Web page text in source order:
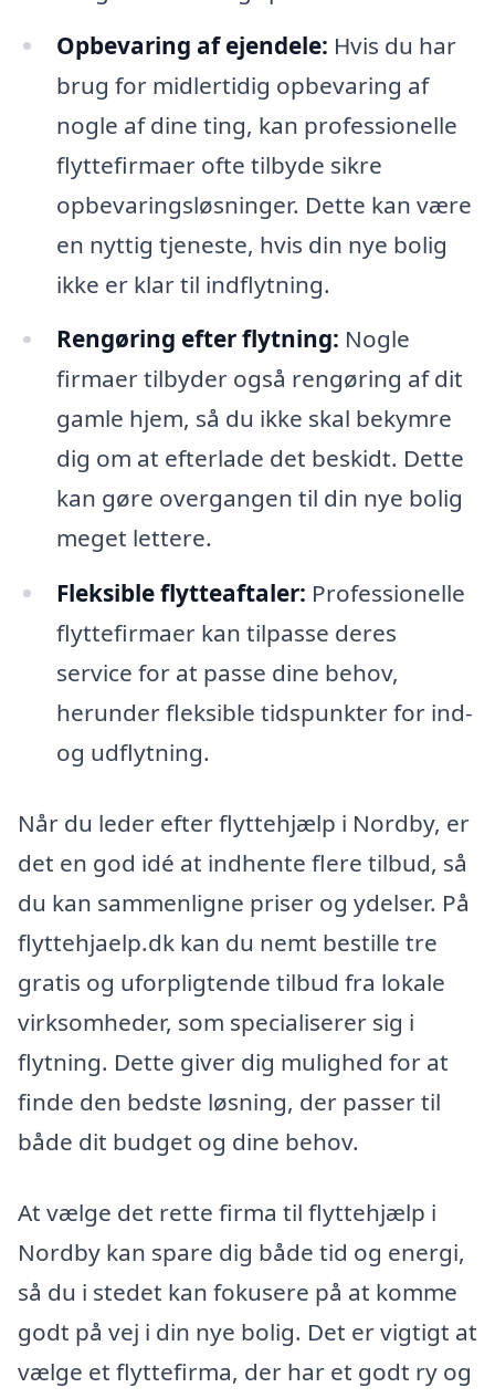
Opbevaring af ejendele: Hvis du har
brug for midlertidig opbevaring af
nogle af dine ting, kan professionelle
flyttefirmaer ofte tilbyde sikre
opbevaringsløsninger. Dette kan være
en nyttig tjeneste, hvis din nye bolig
ikke er klar til indflytning.
Rengøring efter flytning: Nogle
firmaer tilbyder også rengøring af dit
gamle hjem, så du ikke skal bekymre
dig om at efterlade det beskidt. Dette
kan gøre overgangen til din nye bolig
meget lettere.
Fleksible flytteaftaler: Professionelle
flyttefirmaer kan tilpasse deres
service for at passe dine behov,
herunder fleksible tidspunkter for ind-
og udflytning.
Når du leder efter flyttehjælp i Nordby, er
det en god idé at indhente flere tilbud, så
du kan sammenligne priser og ydelser. På
flyttehjaelp.dk kan du nemt bestille tre
gratis og uforpligtende tilbud fra lokale
virksomheder, som specialiserer sig i
flytning. Dette giver dig mulighed for at
finde den bedste løsning, der passer til
både dit budget og dine behov.
At vælge det rette firma til flyttehjælp i
Nordby kan spare dig både tid og energi,
så du i stedet kan fokusere på at komme
godt på vej i din nye bolig. Det er vigtigt at
vælge et flyttefirma, der har et godt ry og